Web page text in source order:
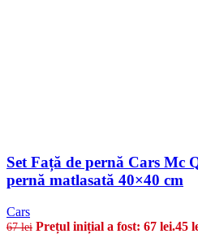
Set Față de pernă Cars Mc
pernă matlasată 40×40 cm
Cars
67lei Prețul inițial a fost: 67 lei.45